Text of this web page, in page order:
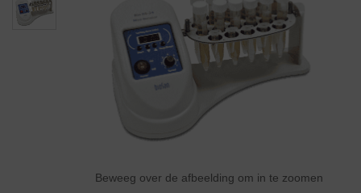
Beweeg over de afbeelding om in te zoomen